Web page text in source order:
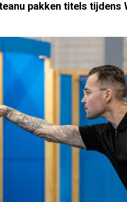
pakken titels tijdens